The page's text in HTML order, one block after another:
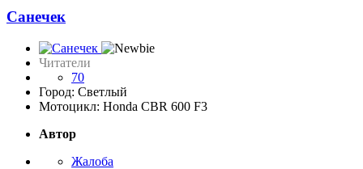
Санечек
Читатели
70
Город: Светлый
Мотоцикл: Honda CBR 600 F3
Автор
Жалоба